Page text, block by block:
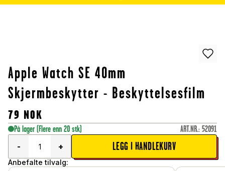
Apple Watch SE 40mm
Skjermbeskytter - Beskyttelsesfilm
79 NOK
På lager (Flere enn 20 stk) ART.NR.: 52091
-
+ LEGG I HANDLEKURV
Anbefalte tilvalg: